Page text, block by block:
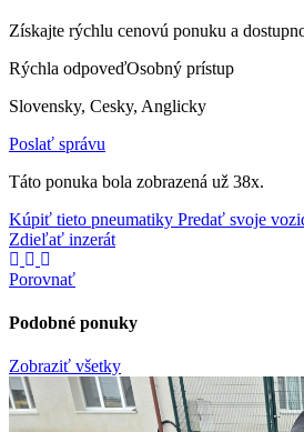
Získajte rýchlu cenovú ponuku a
Rýchla odpoveďOsobný prístup
Slovensky, Cesky, Anglicky
Poslať správu
Táto ponuka bola zobrazená už 38x.
Kúpiť tieto pneumatiky Predať svoje
Zdieľať inzerát
Porovnať
Podobné ponuky
Zobraziť všetky